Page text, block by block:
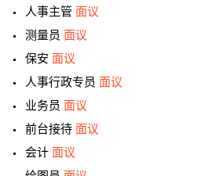
人事主管 面议
测量员 面议
保安 面议
人事行政专员 面议
业务员 面议
前台接待 面议
会计 面议